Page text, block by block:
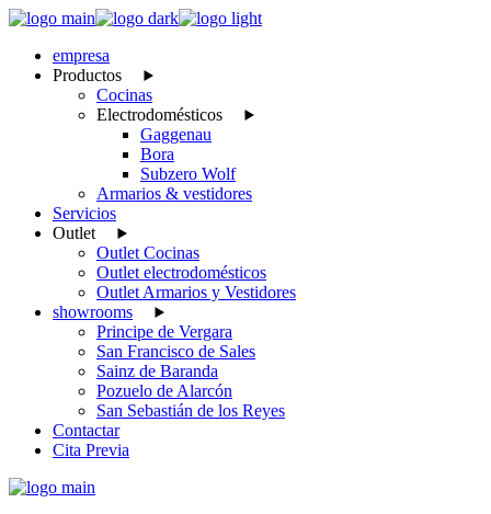
Skip
content
empresa
Productos
Cocinas
Electrodomésticos
Gaggenau
Bora
Subzero Wolf
Armarios & vestidores
Servicios
Outlet
Outlet Cocinas
Outlet electrodomésticos
Outlet Armarios y Vestidores
showrooms
Principe de Vergara
San Francisco de Sales
Sainz de Baranda
Pozuelo de Alarcón
San Sebastián de los Reyes
Contactar
Cita Previa